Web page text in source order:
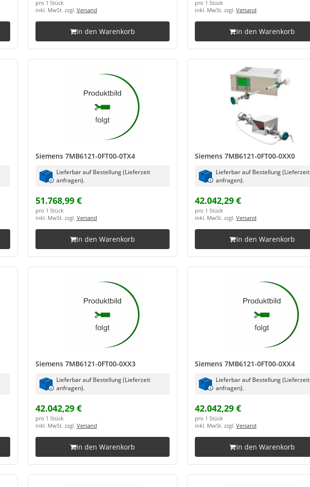
pro 1 Stück
inkl. MwSt. zzgl. Versand
In den Warenkorb
pro 1 Stück
inkl. MwSt. zzgl. Versand
In den Warenkorb
Siemens 7MB6121-0FT00-0TX4
Lieferbar auf Bestellung (Lieferzeit
anfragen).
51.768,99 €
pro 1 Stück
inkl. MwSt. zzgl. Versand
In den Warenkorb
Siemens 7MB6121-0FT00-0XX0
Lieferbar auf Bestellung (Lieferzeit
anfragen).
42.042,29 €
pro 1 Stück
inkl. MwSt. zzgl. Versand
In den Warenkorb
Siemens 7MB6121-0FT00-0XX3
Lieferbar auf Bestellung (Lieferzeit
anfragen).
42.042,29 €
pro 1 Stück
inkl. MwSt. zzgl. Versand
In den Warenkorb
Siemens 7MB6121-0FT00-0XX4
Lieferbar auf Bestellung (Lieferzeit
anfragen).
42.042,29 €
pro 1 Stück
inkl. MwSt. zzgl. Versand
In den Warenkorb